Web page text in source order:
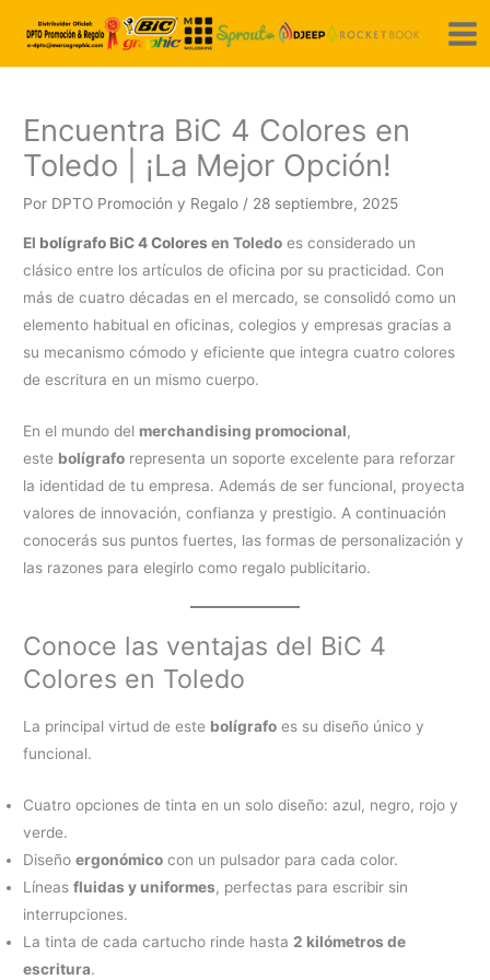
contenido
Encuentra BiC 4 Colores en
Toledo | ¡La Mejor Opción!
Por DPTO Promoción y Regalo / 28 septiembre, 2025
El bolígrafo BiC 4 Colores en Toledo es considerado un
clásico entre los artículos de oficina por su practicidad. Con
más de cuatro décadas en el mercado, se consolidó como un
elemento habitual en oficinas, colegios y empresas gracias a
su mecanismo cómodo y eficiente que integra cuatro colores
de escritura en un mismo cuerpo.
En el mundo del merchandising promocional,
este bolígrafo representa un soporte excelente para reforzar
la identidad de tu empresa. Además de ser funcional, proyecta
valores de innovación, confianza y prestigio. A continuación
conocerás sus puntos fuertes, las formas de personalización y
las razones para elegirlo como regalo publicitario.
Conoce las ventajas del BiC 4
Colores en Toledo
La principal virtud de este bolígrafo es su diseño único y
funcional.
Cuatro opciones de tinta en un solo diseño: azul, negro, rojo y
verde.
Diseñoergonómico con un pulsador para cada color.
Líneasfluidas y uniformes, perfectas para escribir sin
interrupciones.
La tinta de cada cartucho rinde hasta 2 kilómetros de
escritura.